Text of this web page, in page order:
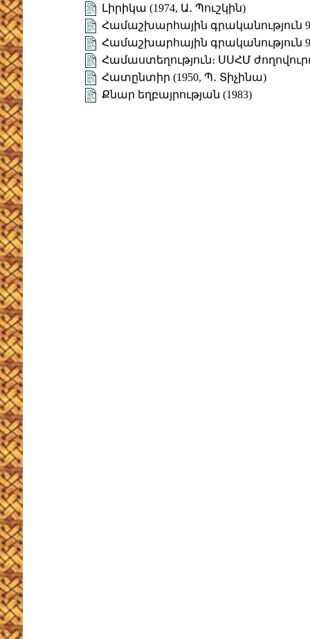
Լիրիկա (1974, Ա․ Պուշկին)
Համաշխարհային գրականություն 9
Համաշխարհային գրականություն 9
Համաստեղություն։ ՍՍՀՄ
Հատընտիր (1950, Պ․ Տիչինա)
Քնար եղբայրության (1983)